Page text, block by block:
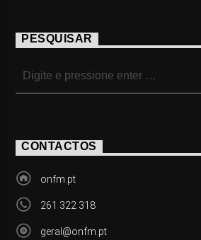
PESQUISAR
CONTACTOS
onfm.pt
261 322 318
geral@onfm.pt